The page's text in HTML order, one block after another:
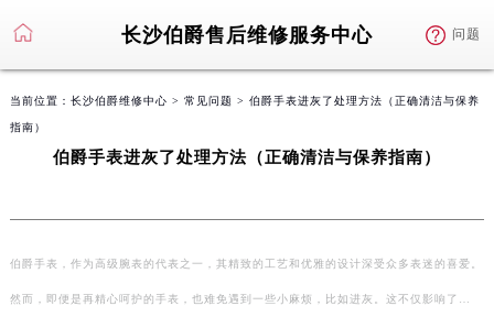
长沙伯爵售后维修服务中心 问题
当前位置： 长沙伯爵维修中心 > 常见问题 > 伯爵手表进灰了处理方法（正确清洁与保养
指南）
伯爵手表进灰了处理方法（正确清洁与保养指南）
伯爵手表，作为高级腕表的代表之一，其精致的工艺和优雅的设计深受众多表迷的喜爱。
然而，即便是再精心呵护的手表，也难免遇到一些小麻烦，比如进灰。这不仅影响了…